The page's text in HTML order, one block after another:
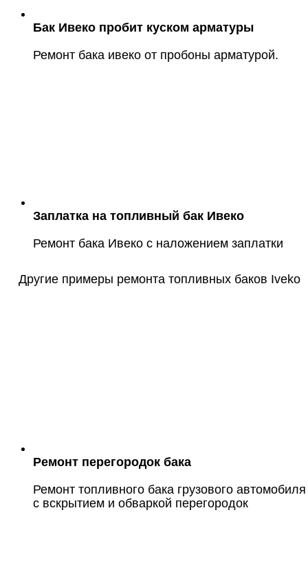
Бак Ивеко пробит куском арматуры
Ремонт бака ивеко от пробоны арматурой.
Заплатка на топливный бак Ивеко
Ремонт бака Ивеко с наложением заплатки
Другие примеры ремонта топливных баков Iveko
Ремонт перегородок бака
Ремонт топливного бака грузового автомобиля
с вскрытием и обваркой перегородок